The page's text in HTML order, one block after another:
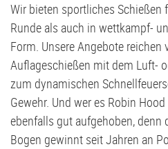
Wir bieten sportliches
Runde als auch in wettkampf-
Form. Unsere Angebote
Auflageschießen mit dem Luft-
zum dynamischen
Gewehr. Und wer es Robin
ebenfalls gut aufgehoben, denn
Bogen gewinnt seit Jahren an
Stammtisch
Förderverein
Fussball Bericht Archiv
D2-Jugend - TSV Klausdorf II
D3-Jugend - SG Schwentine
E1-Jugend - TSV Klausdorf U11
E2-Jugend - TSV Klausdorf II